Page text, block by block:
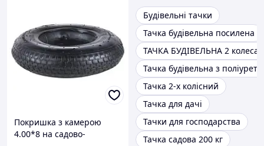
Покришка з камерою
4.00*8 на садово-
Будівельні тачки
Тачка будівельна посилена
ТАЧКА БУДІВЕЛЬНА 2 колеса
Тачка будівельна з
Тачка 2-х колісний
Тачка для дачі
Тачки для господарства
Тачка садова 200 кг